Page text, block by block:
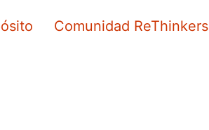
Comunidad ReThinkers